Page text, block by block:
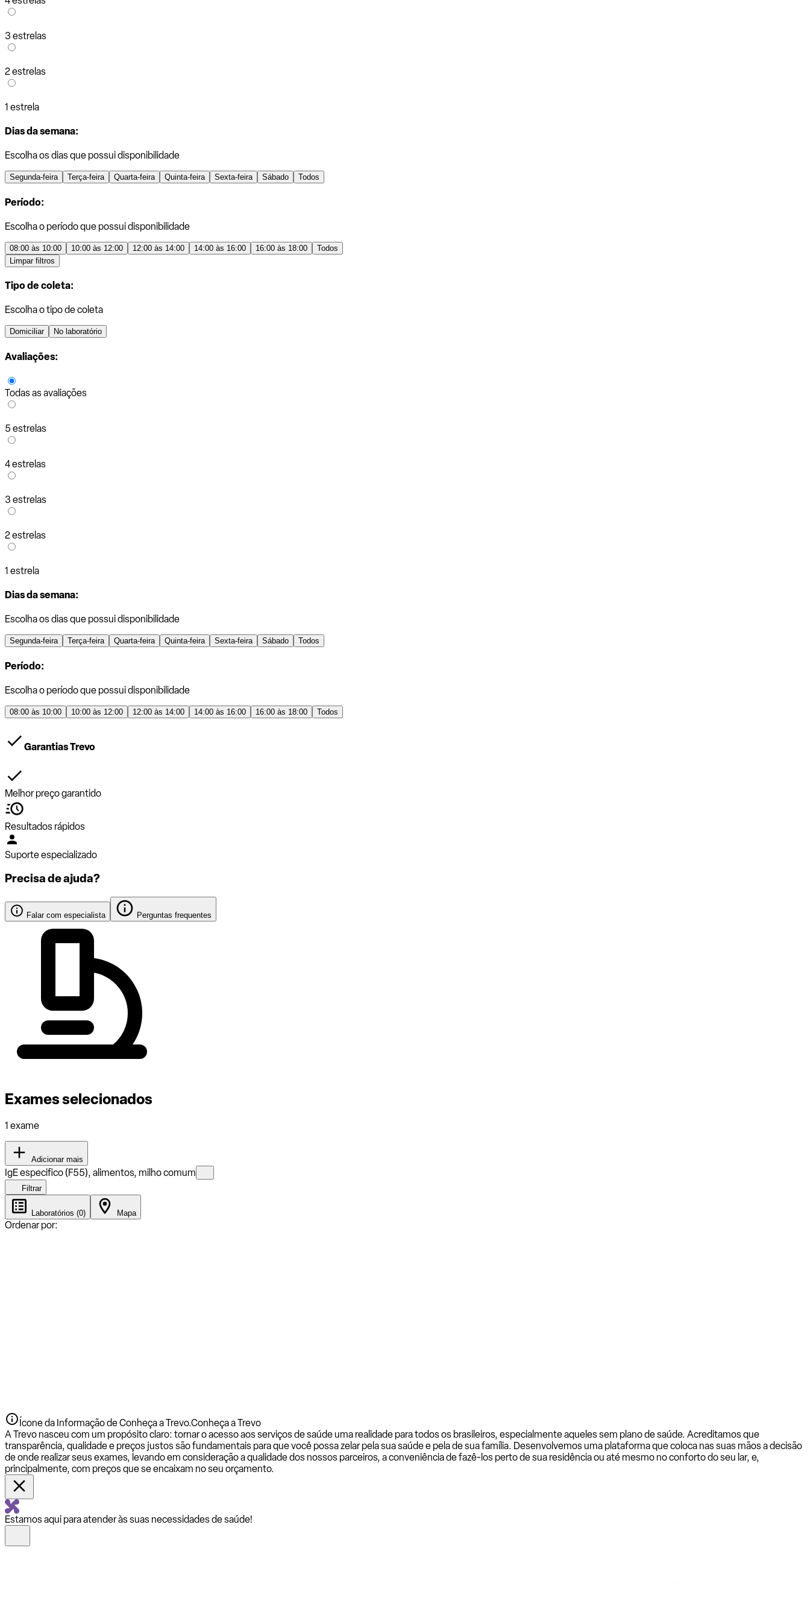
3 estrelas
2 estrelas
1 estrela
Dias da semana:
Escolha os dias que possui disponibilidade
Segunda-feira Terça-feira Quarta-feira Quinta-feira Sexta-feira Sábado Todos
Período:
Escolha o período que possui disponibilidade
08:00 às 10:00 10:00 às 12:00 12:00 às 14:00 14:00 às 16:00 16:00 às 18:00
Todos
Limpar filtros
Tipo de coleta:
Escolha o tipo de coleta
Domiciliar No laboratório
Avaliações:
Todas as avaliações
5 estrelas
4 estrelas
3 estrelas
2 estrelas
1 estrela
Dias da semana:
Escolha os dias que possui disponibilidade
Segunda-feira Terça-feira Quarta-feira Quinta-feira Sexta-feira Sábado Todos
Período:
Escolha o período que possui disponibilidade
08:00 às 10:00 10:00 às 12:00 12:00 às 14:00 14:00 às 16:00 16:00 às 18:00 Todos
Garantias Trevo
Melhor preço garantido
Resultados rápidos
Suporte especializado
Precisa de ajuda?
Falar com especialista Perguntas frequentes
Exames selecionados
1 exame
Adicionar mais
IgE especifico (F55), alimentos, milho comum
Filtrar
Laboratórios (0) Mapa
Ordenar por:
Ícone da Informação de Conheça a Trevo.Conheça a Trevo
A Trevo nasceu com um propósito claro: tornar o acesso aos serviços de saúde uma realidade para todos os brasileiros, especialmente aqueles sem plano de saúde. Acreditamos que
transparência, qualidade e preços justos são fundamentais para que você possa zelar pela sua saúde e pela de sua família. Desenvolvemos uma plataforma que coloca nas suas mãos a decisão
de onde realizar seus exames, levando em consideração a qualidade dos nossos parceiros, a conveniência de fazê-los perto de sua residência ou até mesmo no conforto do seu lar, e,
principalmente, com preços que se encaixam no seu orçamento.
Estamos aqui para atender às suas necessidades de saúde!